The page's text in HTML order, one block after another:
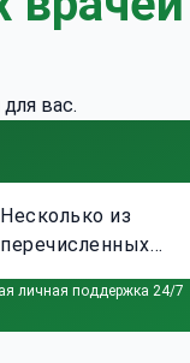
вас.
Несколько из
перечисленных
вариантов
личная поддержка 24/7